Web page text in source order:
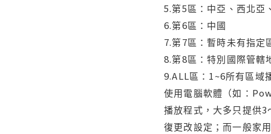
5.第5區：中亞、西北亞
6.第6區：中國
7.第7區：暫時未有指定
8.第8區：特別國際管轄
9.ALL區：1~6所有區域
使用電腦軟體（如：
播放程式，大多只提供
復更改設定；而一般家